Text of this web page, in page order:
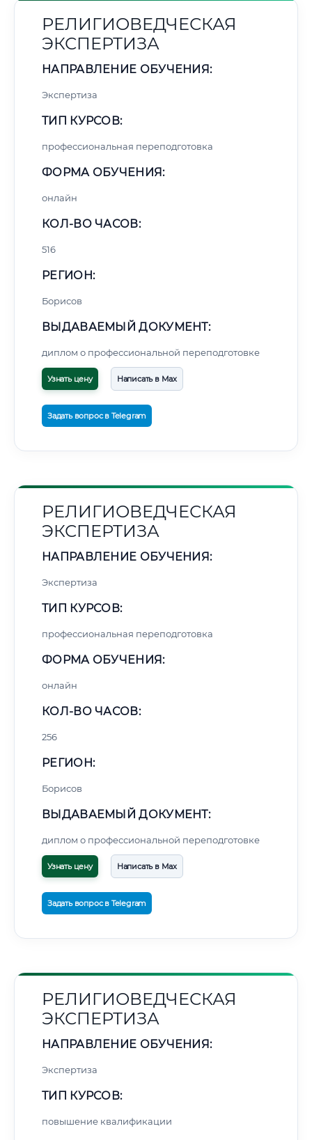
РЕЛИГИОВЕДЧЕСКАЯ
ЭКСПЕРТИЗА
НАПРАВЛЕНИЕ ОБУЧЕНИЯ:
Экспертиза
ТИП КУРСОВ:
профессиональная переподготовка
ФОРМА ОБУЧЕНИЯ:
онлайн
КОЛ-ВО ЧАСОВ:
516
РЕГИОН:
Борисов
ВЫДАВАЕМЫЙ ДОКУМЕНТ:
диплом о профессиональной переподготовке
Узнать цену Написать в Max
Задать вопрос в Telegram
РЕЛИГИОВЕДЧЕСКАЯ
ЭКСПЕРТИЗА
НАПРАВЛЕНИЕ ОБУЧЕНИЯ:
Экспертиза
ТИП КУРСОВ:
профессиональная переподготовка
ФОРМА ОБУЧЕНИЯ:
онлайн
КОЛ-ВО ЧАСОВ:
256
РЕГИОН:
Борисов
ВЫДАВАЕМЫЙ ДОКУМЕНТ:
диплом о профессиональной переподготовке
Узнать цену Написать в Max
Задать вопрос в Telegram
РЕЛИГИОВЕДЧЕСКАЯ
ЭКСПЕРТИЗА
НАПРАВЛЕНИЕ ОБУЧЕНИЯ:
Экспертиза
ТИП КУРСОВ:
повышение квалификации